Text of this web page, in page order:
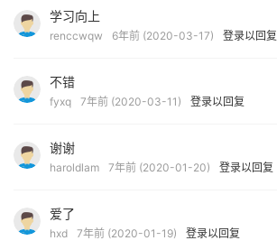
学习向上
renccwqw 6年前 (2020-03-17) 登录以回复
不错
fyxq 7年前 (2020-03-11) 登录以回复
谢谢
haroldlam 7年前 (2020-01-20) 登录以回复
爱了
hxd 7年前 (2020-01-19) 登录以回复